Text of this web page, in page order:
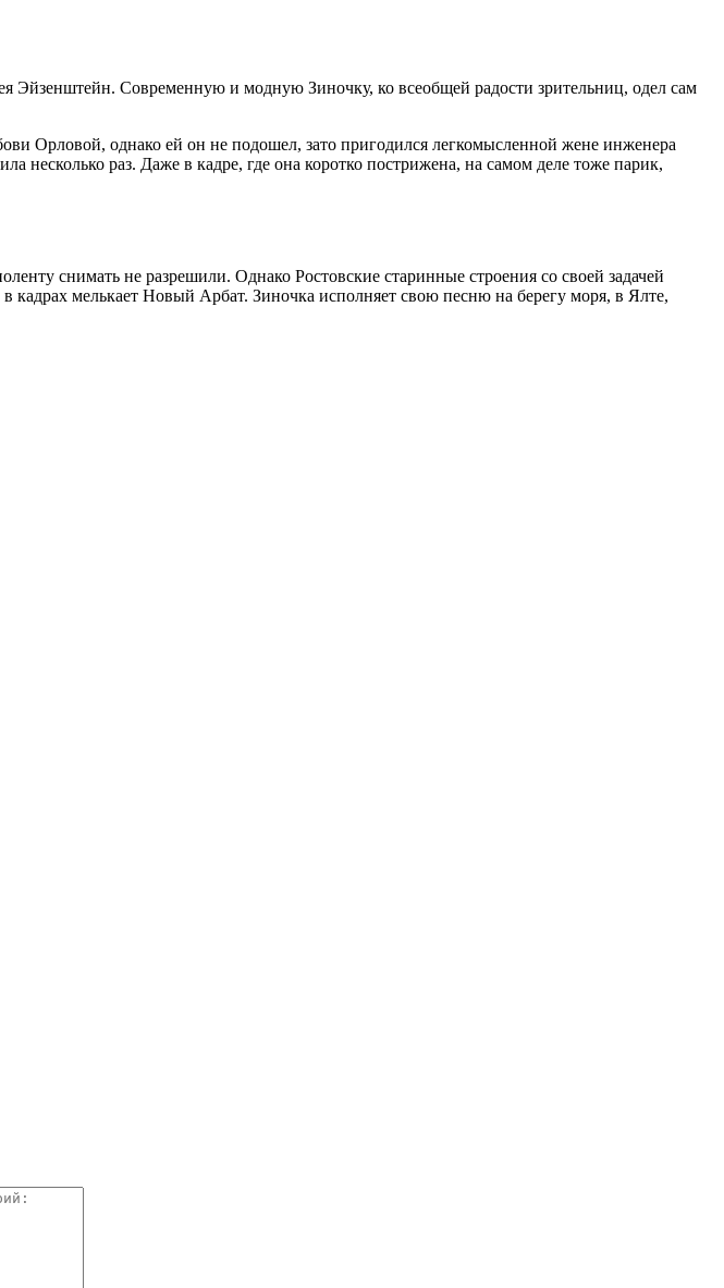
Эйзенштейн. Современную и модную Зиночку, ко всеобщей радости зрительниц, одел сам
Орловой, однако ей он не подошел, зато пригодился легкомысленной жене инженера
раз. Даже в кадре, где она коротко пострижена, на самом деле тоже парик,
снимать не разрешили. Однако Ростовские старинные строения со своей задачей
кадрах мелькает Новый Арбат. Зиночка исполняет свою песню на берегу моря, в Ялте,